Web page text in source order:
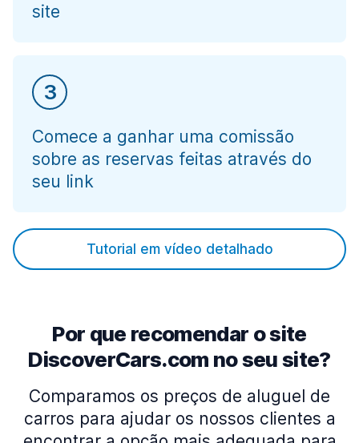
site
3
Comece a ganhar uma comissão
sobre as reservas feitas através do
seu link
Tutorial em vídeo detalhado
Por que recomendar o site
DiscoverCars.com no seu site?
Comparamos os preços de aluguel de
carros para ajudar os nossos clientes a